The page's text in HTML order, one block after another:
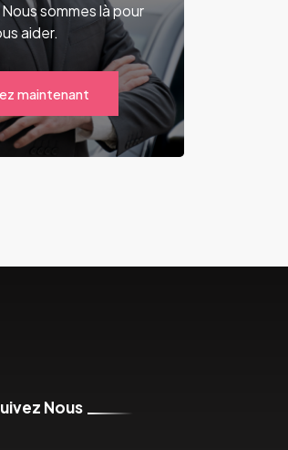
sommes là pour
aider.
maintenant
Nous